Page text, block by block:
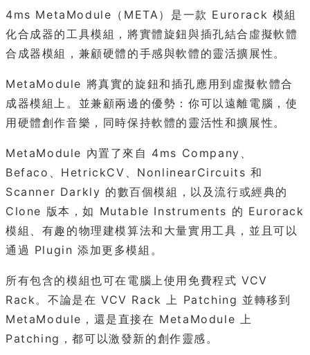
4ms MetaModule（META）是一款 Eurorack 模組
化合成器的工具模組，將實體旋鈕與插孔結合虛擬軟體
合成器模組，兼顧硬體的手感與軟體的靈活擴展性。
MetaModule 將真實的旋鈕和插孔應用到虛擬軟體合
成器模組上。並兼顧兩邊的優勢：你可以遠離電腦，使
用硬體創作音樂，同時保持軟體的靈活性和擴展性。
MetaModule 內置了來自 4ms Company、
Befaco、HetrickCV、NonlinearCircuits 和
Scanner Darkly 的數百個模組，以及流行或經典的
Clone 版本，如 Mutable Instruments 的 Eurorack
模組、有趣的物理建模算法和大量實用工具，並且可以
通過 Plugin 添加更多模組。
所有包含的模組也可在電腦上使用免費程式 VCV
Rack。不論是在 VCV Rack 上 Patching 並轉移到
MetaModule，還是直接在 MetaModule 上
Patching，都可以激發新的創作靈感。